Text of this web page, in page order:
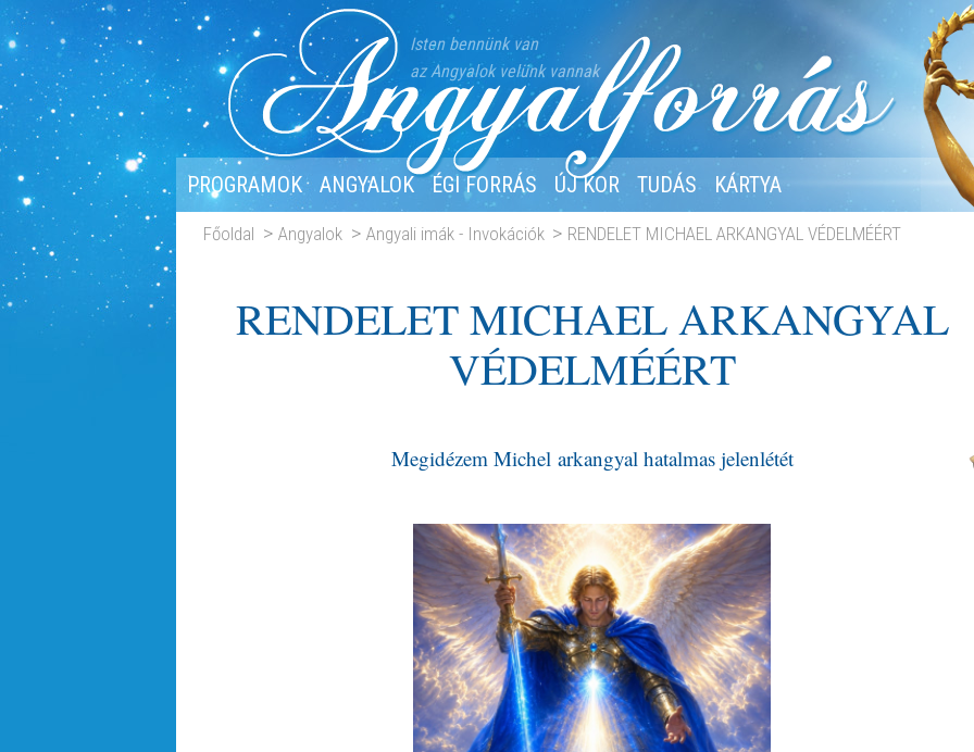
Isten bennünk van
az Angyalok velünk vannak
PROGRAMOK ANGYALOK ÉGI FORRÁS ÚJ KOR TUDÁS KÁRTYA
Főoldal Angyalok Angyali imák - Invokációk RENDELET MICHAEL ARKANGYAL VÉDELMÉÉRT
RENDELET MICHAEL ARKANGYAL
VÉDELMÉÉRT
Megidézem Michel arkangyal hatalmas jelenlétét